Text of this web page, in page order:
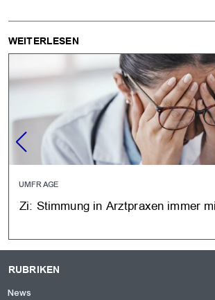
WEITERLESEN
UMFRAGE
Zi: Stimmung in Arztpraxen immer
RUBRIKEN
News